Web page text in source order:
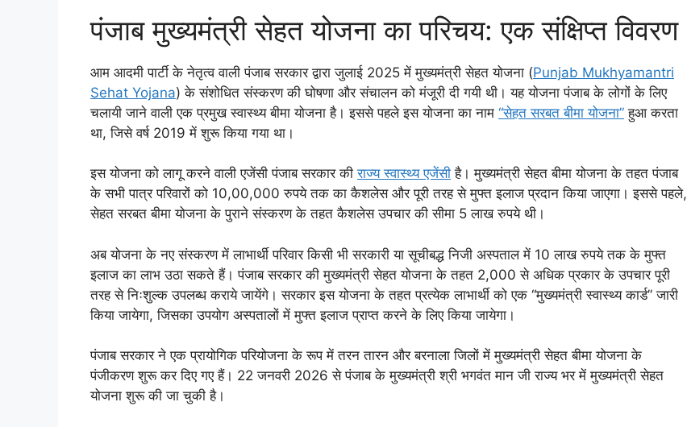
पंजाब मुख्यमंत्री सेहत योजना का परिचय: एक संक्षिप्त विवरण
आम आदमी पार्टी के नेतृत्व वाली पंजाब सरकार द्वारा जुलाई 2025 में मुख्यमंत्री सेहत योजना (Punjab Mukhyamantri
Sehat Yojana) के संशोधित संस्करण की घोषणा और संचालन को मंजूरी दी गयी थी। यह योजना पंजाब के लोगों के लिए
चलायी जाने वाली एक प्रमुख स्वास्थ्य बीमा योजना है। इससे पहले इस योजना का नाम “सेहत सरबत बीमा योजना” हुआ करता
था, जिसे वर्ष 2019 में शुरू किया गया था।
इस योजना को लागू करने वाली एजेंसी पंजाब सरकार कीराज्य स्वास्थ्य एजेंसी है। मुख्यमंत्री सेहत बीमा योजना के तहत पंजाब
के सभी पात्र परिवारों को 10,00,000 रुपये तक का कैशलेस और पूरी तरह से मुफ्त इलाज प्रदान किया जाएगा। इससे पहले,
सेहत सरबत बीमा योजना के पुराने संस्करण के तहत कैशलेस उपचार की सीमा 5 लाख रुपये थी।
अब योजना के नए संस्करण में लाभार्थी परिवार किसी भी सरकारी या सूचीबद्ध निजी अस्पताल में 10 लाख रुपये तक के मुफ्त
इलाज का लाभ उठा सकते हैं। पंजाब सरकार की मुख्यमंत्री सेहत योजना के तहत 2,000 से अधिक प्रकार के उपचार पूरी
तरह से निःशुल्क उपलब्ध कराये जायेंगे। सरकार इस योजना के तहत प्रत्येक लाभार्थी को एक “मुख्यमंत्री स्वास्थ्य कार्ड” जारी
किया जायेगा, जिसका उपयोग अस्पतालों में मुफ्त इलाज प्राप्त करने के लिए किया जायेगा।
पंजाब सरकार ने एक प्रायोगिक परियोजना के रूप में तरन तारन और बरनाला जिलों में मुख्यमंत्री सेहत बीमा योजना के
पंजीकरण शुरू कर दिए गए हैं। 22 जनवरी 2026 से पंजाब के मुख्यमंत्री श्री भगवंत मान जी राज्य भर में मुख्यमंत्री सेहत
योजना शुरू की जा चुकी है।